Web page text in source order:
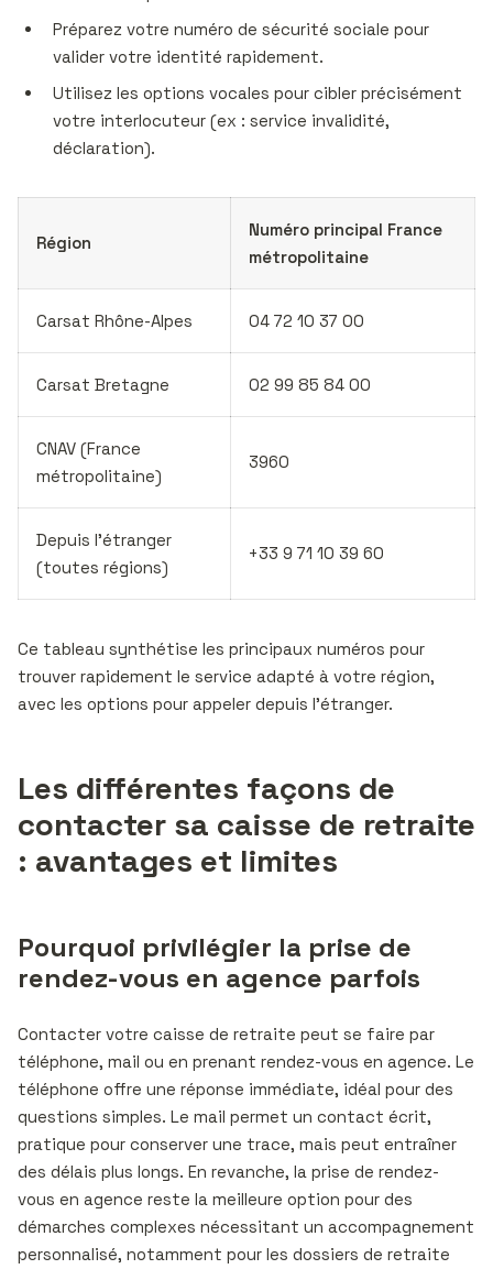
Préparez votre numéro de sécurité sociale pour
valider votre identité rapidement.
Utilisez les options vocales pour cibler précisément
votre interlocuteur (ex : service invalidité,
déclaration).
Région
Numéro principal France
métropolitaine
Carsat Rhône-Alpes 04 72 10 37 00
Carsat Bretagne 02 99 85 84 00
CNAV (France
métropolitaine)
3960
Depuis l’étranger
(toutes régions)
+33 9 71 10 39 60
Ce tableau synthétise les principaux numéros pour
trouver rapidement le service adapté à votre région,
avec les options pour appeler depuis l’étranger.
Les différentes façons de
contacter sa caisse de retraite
: avantages et limites
Pourquoi privilégier la prise de
rendez-vous en agence parfois
Contacter votre caisse de retraite peut se faire par
téléphone, mail ou en prenant rendez-vous en agence. Le
téléphone offre une réponse immédiate, idéal pour des
questions simples. Le mail permet un contact écrit,
pratique pour conserver une trace, mais peut entraîner
des délais plus longs. En revanche, la prise de rendez-
vous en agence reste la meilleure option pour des
démarches complexes nécessitant un accompagnement
personnalisé, notamment pour les dossiers de retraite